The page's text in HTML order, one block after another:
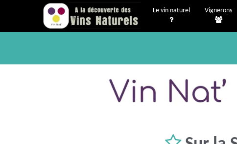
Le vin naturel Vignerons